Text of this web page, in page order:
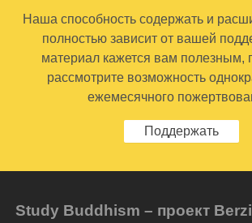
Наша способность содержать и
полностью зависит от вашей
материал кажется вам полезным,
рассмотрите возможность
ежемесячного
Поддержать
Study Buddhism – проект